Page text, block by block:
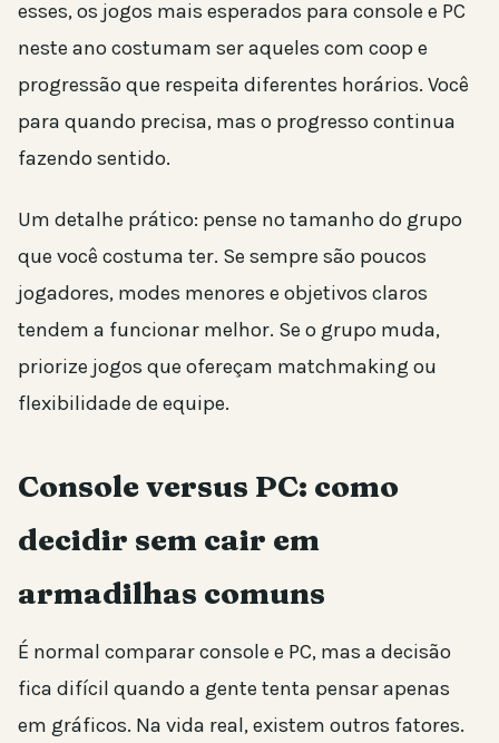
esses, os jogos mais esperados para console e PC
neste ano costumam ser aqueles com coop e
progressão que respeita diferentes horários. Você
para quando precisa, mas o progresso continua
fazendo sentido.
Um detalhe prático: pense no tamanho do grupo
que você costuma ter. Se sempre são poucos
jogadores, modes menores e objetivos claros
tendem a funcionar melhor. Se o grupo muda,
priorize jogos que ofereçam matchmaking ou
flexibilidade de equipe.
Console versus PC: como
decidir sem cair em
armadilhas comuns
É normal comparar console e PC, mas a decisão
fica difícil quando a gente tenta pensar apenas
em gráficos. Na vida real, existem outros fatores.